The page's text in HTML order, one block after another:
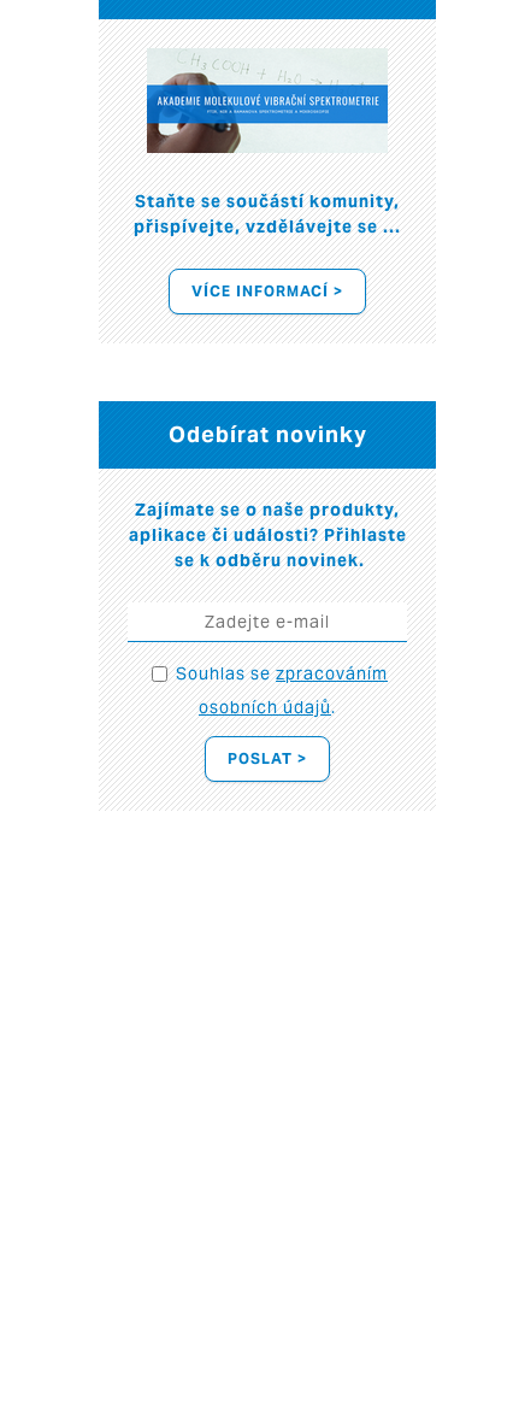
Staňte se součástí komunity,
přispívejte, vzdělávejte se ...
VÍCE INFORMACÍ >
Odebírat novinky
Zajímate se o naše produkty,
aplikace či události? Přihlaste
se k odběru novinek.
Souhlas sezpracováním
osobních údajů.
POSLAT >